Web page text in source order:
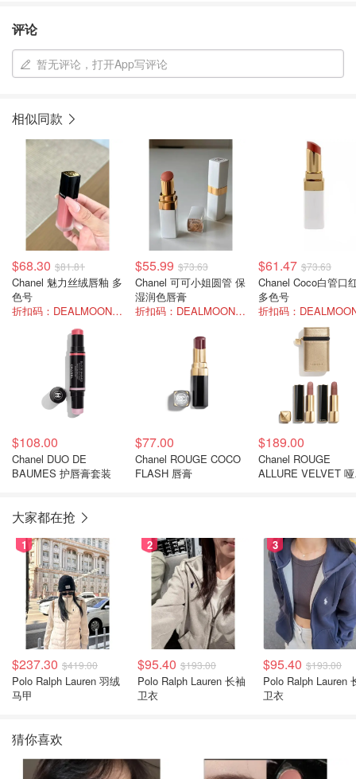
评论
暂无评论，打开App写评论
相似同款
$68.30 $81.81
Chanel 魅力丝绒唇釉 多
色号
折扣码：DEALMOON-AU5
$55.99 $73.63
Chanel 可可小姐圆管 保
湿润色唇膏
折扣码：DEALMOON-AU5
$61.47 $73.63
Chanel Coco白管口
多色号
$108.00
Chanel DUO DE
BAUMES 护唇膏套装
$77.00
Chanel ROUGE COCO
FLASH 唇膏
$189.00
Chanel ROUGE
ALLURE VELVET
大家都在抢
1
$237.30 $419.00
Polo Ralph Lauren 羽绒
马甲
2
$95.40 $193.00
Polo Ralph Lauren 长袖
卫衣
3
$95.40 $193.00
Polo Ralph Lauren 长袖
卫衣
猜你喜欢